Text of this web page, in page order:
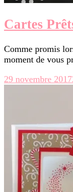
Cartes
Comme promis
moment de vous
29 novembre 2017